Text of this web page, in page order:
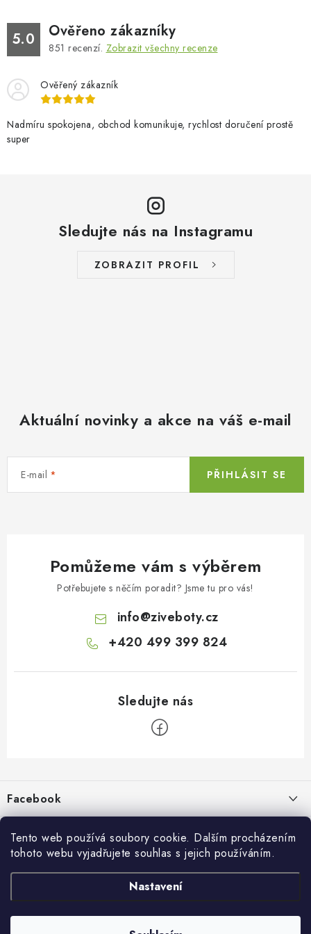
Tento web používá soubory cookie. Dalším procházením
tohoto webu vyjadřujete souhlas s jejich používáním.
Nastavení
BOSOBOTY / BAREFOOTY
Vrácení a reklamace
Doprava a platba
5.0 Ověřeno zákazníky
851 recenzí. Zobrazit všechny recenze
Ověřený zákazník
Nadmíru spokojena, obchod komunikuje, rychlost doručení prostě
super
Sledujte nás na Instagramu
ZOBRAZIT PROFIL
Aktuální novinky a akce na váš e-mail
E-mail PŘIHLÁSIT SE
Pomůžeme vám s výběrem
Potřebujete s něčím poradit? Jsme tu pro vás!
info@ziveboty.cz
+420 499 399 824
a
t
Facebook
Informace pro vás
Kontakty a kamenná prodejna
Vrácení a reklamace
Přijímáme online platby